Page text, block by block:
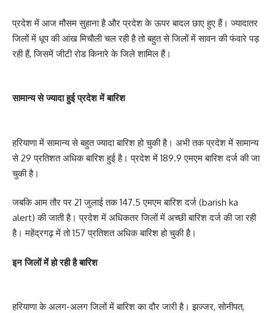
प्रदेश में आज मौसम सुहाना है और प्रदेश के ऊपर बादल छाए हुए हैं। ज्यादातर
जिलों में धूप की आंख मिचौली चल रही है तो बहुत से जिलों में सावन की फंवारे पड़
रही हैं, जिसमें जीटी रोड किनारे के जिले शामिल हैं।
सामान्य से ज्यादा हुई प्रदेश में बारिश
हरियाणा में सामान्य से बहुत ज्यादा बारिश हो चुकी है। अभी तक प्रदेश में सामान्य
से 29 प्रतिशत अधिक बारिश हुई है। प्रदेश में 189.9 एमएम बारिश दर्ज की जा
चुकी है।
जबकि आम तौर पर 21 जुलाई तक 147.5 एमएम बारिश दर्ज (barish ka
alert) की जाती है। प्रदेश में अधिकतर जिलों में अच्छी बारिश दर्ज की जा रही
है। महेंद्रगढ़ में तो 157 प्रतिशत अधिक बारिश हो चुकी है।
इन जिलों में हो रही है बारिश
हरियाणा के अलग-अलग जिलों में बारिश का दौर जारी है। झज्जर, सोनीपत,